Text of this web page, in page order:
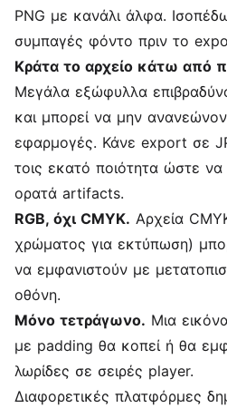
PNG με κανάλι άλφα.
συμπαγές φόντο πριν το
Κράτα το αρχείο κάτω από
Μεγάλα εξώφυλλα
και μπορεί να μην
εφαρμογές. Κάνε export σε
τοις εκατό ποιότητα ώστε να
ορατά artifacts.
RGB, όχι CMYK. Αρχεία
χρώματος για εκτύπωση)
να εμφανιστούν με
οθόνη.
Μόνο τετράγωνο. Μια
με padding θα κοπεί ή θα
λωρίδες σε σειρές player.
Διαφορετικές πλατφόρμες